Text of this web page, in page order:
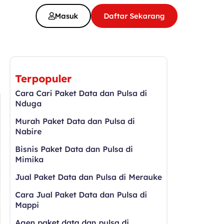
Daftar Sekarang
Masuk
Terpopuler
Cara Cari Paket Data dan Pulsa di
Nduga
Murah Paket Data dan Pulsa di
Nabire
Bisnis Paket Data dan Pulsa di
Mimika
Jual Paket Data dan Pulsa di Merauke
Cara Jual Paket Data dan Pulsa di
Mappi